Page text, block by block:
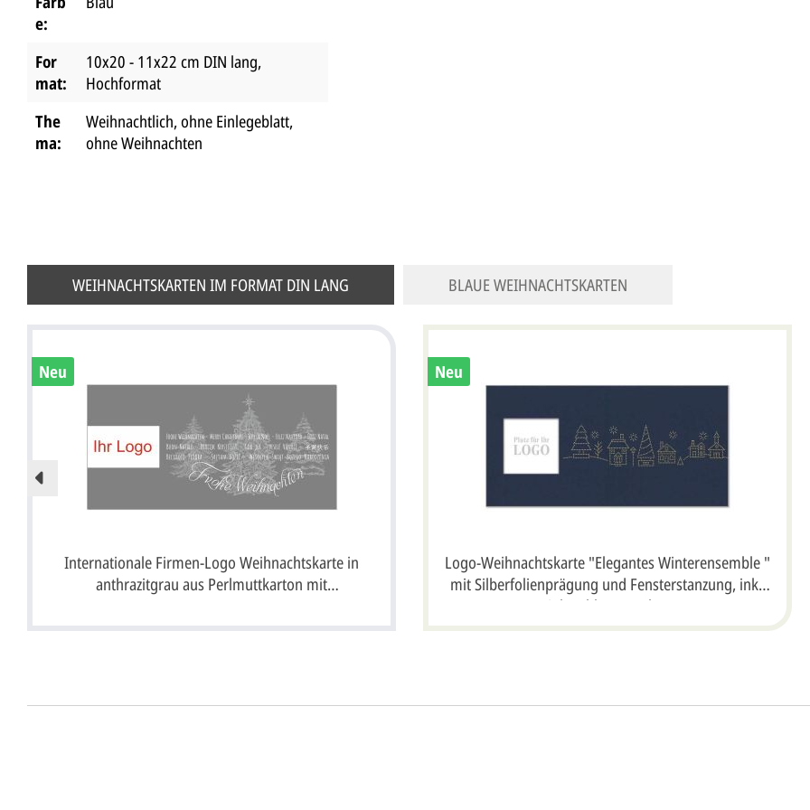
e:
For
mat:
10x20 - 11x22 cm DIN lang,
Hochformat
The
ma:
Weihnachtlich, ohne Einlegeblatt,
ohne Weihnachten
WEIHNACHTSKARTEN IM FORMAT DIN LANG BLAUE WEIHNACHTSKARTEN
Neu
Internationale Firmen-Logo Weihnachtskarte in
anthrazitgrau aus Perlmuttkarton mit
Neu
Logo-Weihnachtskarte "Elegantes Winterensemble "
mit Silberfolienprägung und Fensterstanzung, inkl.
Einlegeblatt, DIN lang